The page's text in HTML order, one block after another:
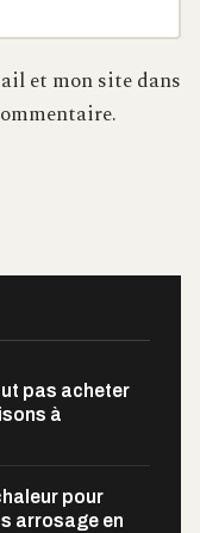
et mon site dans
pas acheter
à
pour
arrosage en